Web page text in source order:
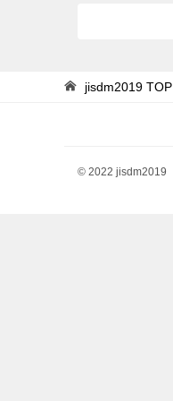
jisdm2019 TOP
© 2022 jisdm2019